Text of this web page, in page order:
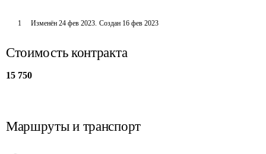
1 Изменён 24 фев 2023. Создан 16 фев 2023
Стоимость контракта
15 750
Маршруты и транспорт